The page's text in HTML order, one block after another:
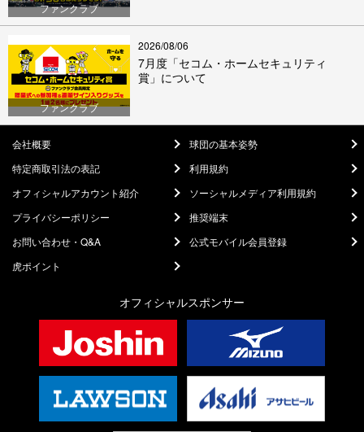
ファンクラブ
ファンクラブ
2026/08/06
7月度「セコム・ホームセキュリティ
賞」について
会社概要
球団の基本姿勢
特定商取引法の表記
利用規約
オフィシャルアカウント紹介
ソーシャルメディア利用規約
プライバシーポリシー
推奨端末
お問い合わせ・Q&A
公式モバイル会員登録
虎ポイント
オフィシャルスポンサー